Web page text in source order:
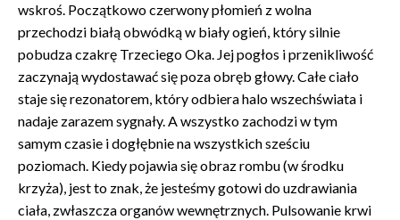
wskroś. Początkowo czerwony płomień z wolna
przechodzi białą obwódką w biały ogień, który silnie
pobudza czakrę Trzeciego Oka. Jej pogłos i przenikliwość
zaczynają wydostawać się poza obręb głowy. Całe ciało
staje się rezonatorem, który odbiera halo wszechświata i
nadaje zarazem sygnały. A wszystko zachodzi w tym
samym czasie i dogłębnie na wszystkich sześciu
poziomach. Kiedy pojawia się obraz rombu (w środku
krzyża), jest to znak, że jesteśmy gotowi do uzdrawiania
ciała, zwłaszcza organów wewnętrznych. Pulsowanie krwi